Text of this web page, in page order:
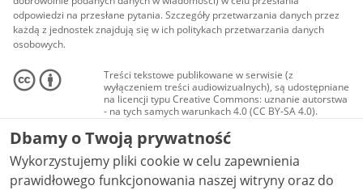
odpowiedzi na przesłane pytania. Szczegóły przetwarzania danych przez
każdą z jednostek znajdują się w ich politykach przetwarzania danych
osobowych.
Treści tekstowe publikowane w serwisie (z
wyłączeniem treści audiowizualnych), są udostępniane
na licencji typu Creative Commons: uznanie autorstwa
- na tych samych warunkach 4.0 (CC BY-SA 4.0).
Materiały audiowizualne, w tym zdjęcia, materiały
audio i wideo, są udostępniane na licencji typu
Creative Commons: uznanie autorstwa użycie
niekomercyjne - bez utworów zależnych 4.0 (CC BY-
NC-ND 4.0), o ile nie jest to stwierdzone inaczej.
Dbamy o Twoją prywatność
Wykorzystujemy pliki cookie w celu zapewnienia
prawidłowego funkcjonowania naszej witryny oraz do